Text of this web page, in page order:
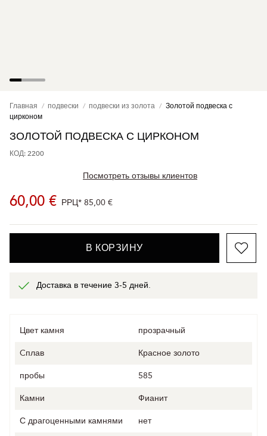
Главная подвески подвески из золота
Золотой подвеска с
цирконом
ЗОЛОТОЙ ПОДВЕСКА С ЦИРКОНОМ
КОД: 2200
Посмотреть отзывы клиентов
60,00 € РРЦ* 85,00 €
В КОРЗИНУ
Доставка в течение 3-5 дней.
Цвет камня
прозрачный
Cплав
Красное золото
пробы
585
Камни
Фианит
С драгоценными камнями
нет